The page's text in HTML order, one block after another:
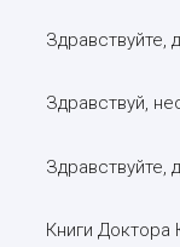
Здравствуйте,
Здравствуй,
Здравствуйте,
Книги Доктора